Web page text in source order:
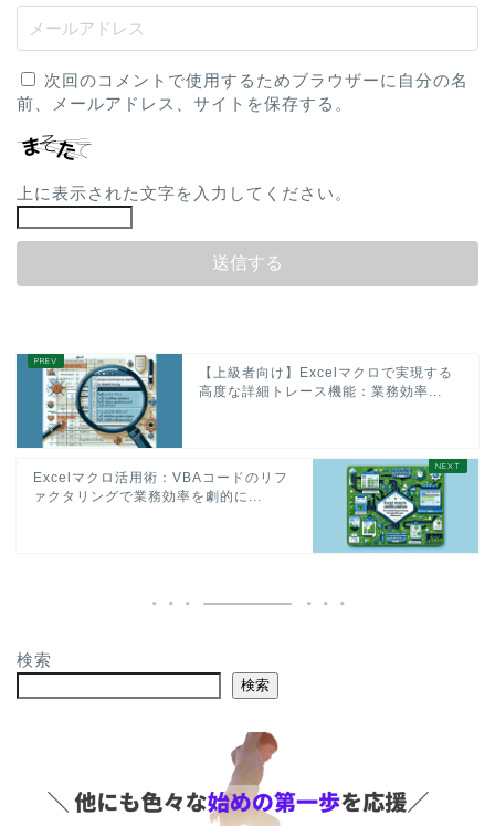
次回のコメントで使用するためブラウザーに自分の名
前、メールアドレス、サイトを保存する。
上に表示された文字を入力してください。
【上級者向け】Excelマクロで実現する
高度な詳細トレース機能：業務効率...
Excelマクロ活用術：VBAコードのリフ
ァクタリングで業務効率を劇的に...
検索
検索